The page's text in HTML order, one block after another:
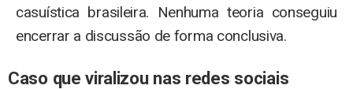
casuística brasileira. Nenhuma teoria conseguiu
encerrar a discussão de forma conclusiva.
Caso que viralizou nas redes sociais